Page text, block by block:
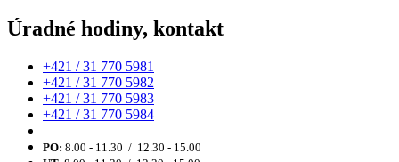
Úradné hodiny, kontakt
+421 / 31 770 5981
+421 / 31 770 5982
+421 / 31 770 5983
+421 / 31 770 5984
PO: 8.00 - 11.30 / 12.30 - 15.00